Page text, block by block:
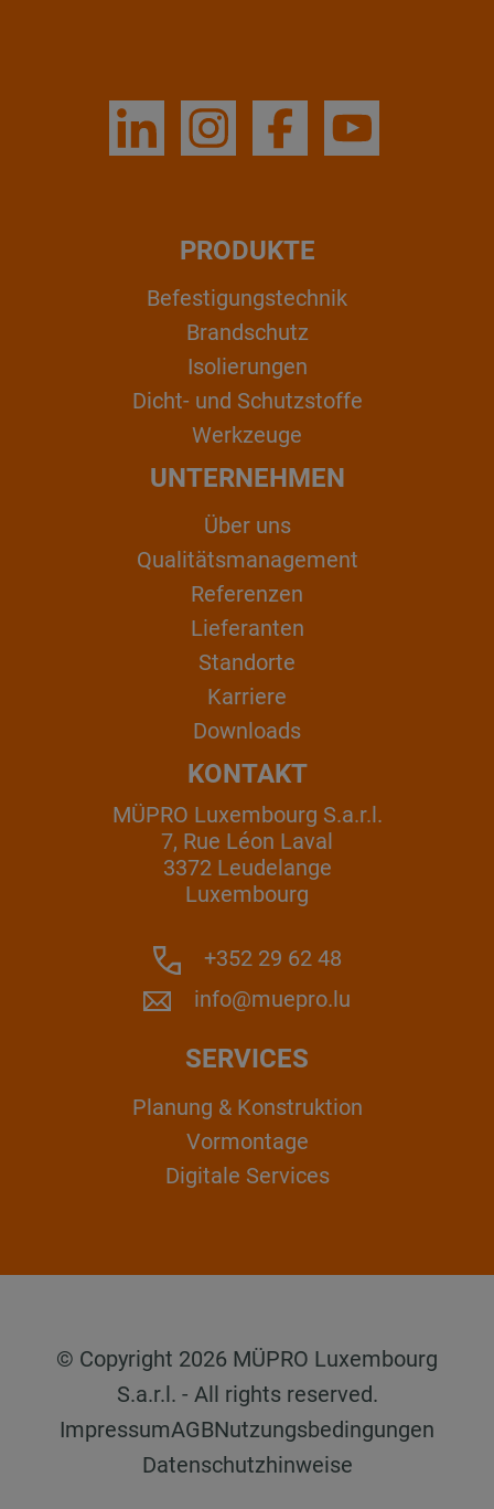
PRODUKTE
Befestigungstechnik
Brandschutz
Isolierungen
Dicht- und Schutzstoffe
Werkzeuge
UNTERNEHMEN
Über uns
Qualitätsmanagement
Referenzen
Lieferanten
Standorte
Karriere
Downloads
KONTAKT
MÜPRO Luxembourg S.a.r.l.
7, Rue Léon Laval
3372 Leudelange
Luxembourg
+352 29 62 48
info@muepro.lu
SERVICES
Planung & Konstruktion
Vormontage
Digitale Services
© Copyright 2026 MÜPRO Luxembourg
S.a.r.l. - All rights reserved.
ImpressumAGBNutzungsbedingungen
Datenschutzhinweise